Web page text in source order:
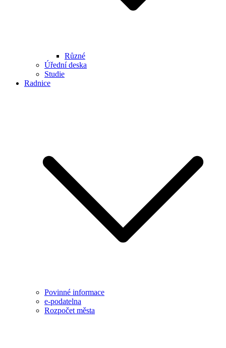
Různé
Úřední deska
Studie
Radnice
Povinné informace
e-podatelna
Rozpočet města